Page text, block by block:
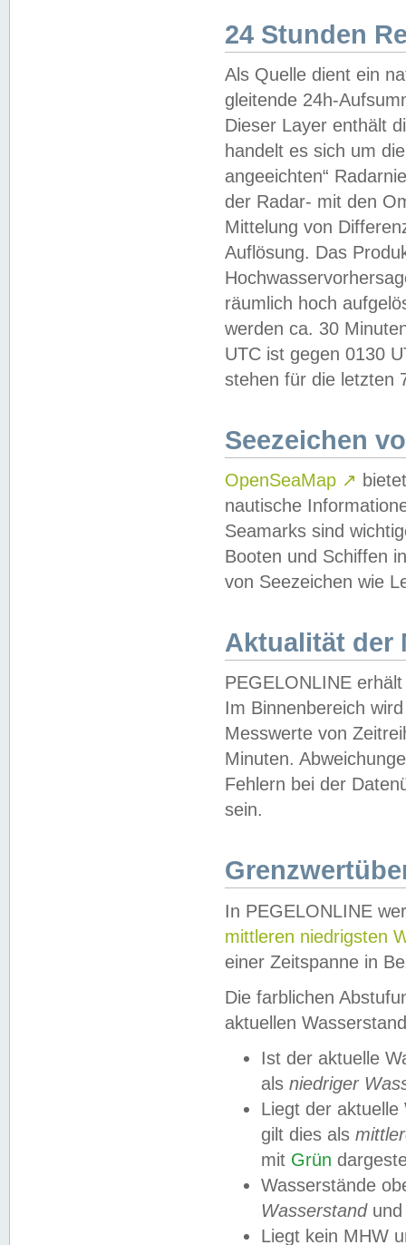
24 Stunden
Als Quelle dient ein
gleitende 24h-
Dieser Layer enthält
handelt es sich um
angeeichten“
der Radar- mit den
Mittelung von
Auflösung. Das
räumlich hoch
werden ca. 30
UTC ist gegen 0130
stehen für die letzten
Seezeichen
OpenSeaMap ↗
nautische
Seamarks sind
Booten und Schiffen
von Seezeichen wie
Aktualität der
PEGELONLINE
Im Binnenbereich
Messwerte von
Minuten.
Fehlern bei der
sein.
In PEGELONLINE
mittleren niedrigsten
einer Zeitspanne in
Die farblichen
aktuellen
Ist der aktuelle
als niedriger
Liegt der
gilt dies als
mit Grün
Wasserstände
Wasserstandund
Liegt kein MHW